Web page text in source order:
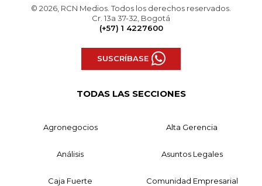
© 2026, RCN Medios. Todos los derechos reservados.
Cr. 13a 37-32, Bogotá
(+57) 1 4227600
SUSCRÍBASE
TODAS LAS SECCIONES
Agronegocios Alta Gerencia
Análisis Asuntos Legales
Caja Fuerte Comunidad Empresarial